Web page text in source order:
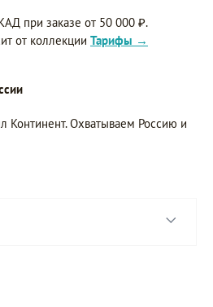
при заказе от 50 000 ₽.
от коллекции Тарифы →
Континент. Охватываем Россию и